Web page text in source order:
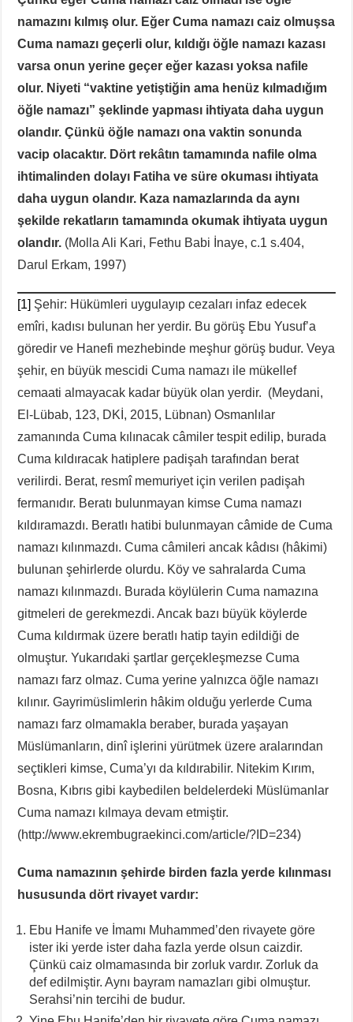
namazını kılmış olur. Eğer Cuma namazı caiz olmuşsa
Cuma namazı geçerli olur, kıldığı öğle namazı kazası
varsa onun yerine geçer eğer kazası yoksa nafile
olur. Niyeti “vaktine yetiştiğin ama henüz kılmadığım
öğle namazı” şeklinde yapması ihtiyata daha uygun
olandır. Çünkü öğle namazı ona vaktin sonunda
vacip olacaktır. Dört rekâtın tamamında nafile olma
ihtimalinden dolayı Fatiha ve süre okuması ihtiyata
daha uygun olandır. Kaza namazlarında da aynı
şekilde rekatların tamamında okumak ihtiyata uygun
olandır. (Molla Ali Kari, Fethu Babi İnaye, c.1 s.404,
Darul Erkam, 1997)
[1] Şehir: Hükümleri uygulayıp cezaları infaz edecek
emîri, kadısı bulunan her yerdir. Bu görüş Ebu Yusuf’a
göredir ve Hanefi mezhebinde meşhur görüş budur. Veya
şehir, en büyük mescidi Cuma namazı ile mükellef
cemaati almayacak kadar büyük olan yerdir. (Meydani,
El-Lübab, 123, DKİ, 2015, Lübnan) Osmanlılar
zamanında Cuma kılınacak câmiler tespit edilip, burada
Cuma kıldıracak hatiplere padişah tarafından berat
verilirdi. Berat, resmî memuriyet için verilen padişah
fermanıdır. Beratı bulunmayan kimse Cuma namazı
kıldıramazdı. Beratlı hatibi bulunmayan câmide de Cuma
namazı kılınmazdı. Cuma câmileri ancak kâdısı (hâkimi)
bulunan şehirlerde olurdu. Köy ve sahralarda Cuma
namazı kılınmazdı. Burada köylülerin Cuma namazına
gitmeleri de gerekmezdi. Ancak bazı büyük köylerde
Cuma kıldırmak üzere beratlı hatip tayin edildiği de
olmuştur. Yukarıdaki şartlar gerçekleşmezse Cuma
namazı farz olmaz. Cuma yerine yalnızca öğle namazı
kılınır. Gayrimüslimlerin hâkim olduğu yerlerde Cuma
namazı farz olmamakla beraber, burada yaşayan
Müslümanların, dinî işlerini yürütmek üzere aralarından
seçtikleri kimse, Cuma’yı da kıldırabilir. Nitekim Kırım,
Bosna, Kıbrıs gibi kaybedilen beldelerdeki Müslümanlar
Cuma namazı kılmaya devam etmiştir.
(http://www.ekrembugraekinci.com/article/?ID=234)
Cuma namazının şehirde birden fazla yerde kılınması
hususunda dört rivayet vardır:
Ebu Hanife ve İmamı Muhammed’den rivayete göre
ister iki yerde ister daha fazla yerde olsun caizdir.
Çünkü caiz olmamasında bir zorluk vardır. Zorluk da
def edilmiştir. Aynı bayram namazları gibi olmuştur.
Serahsi’nin tercihi de budur.